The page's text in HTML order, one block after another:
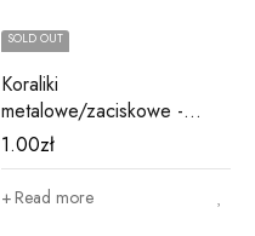
SOLD OUT
Koraliki
metalowe/zaciskowe -
srebrne M1
1.00zł
Read more